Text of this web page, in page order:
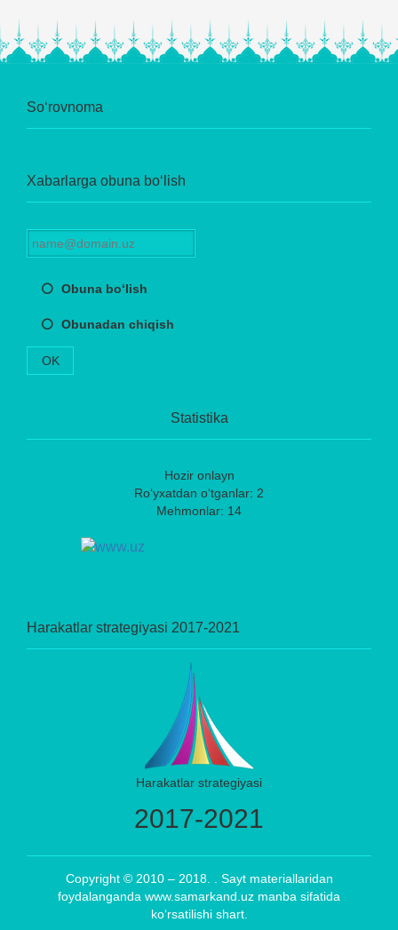
So‘rovnoma
Xabarlarga obuna bo‘lish
Obuna bo‘lish
Obunadan chiqish
OK
Statistika
Hozir onlayn
Ro‘yxatdan o‘tganlar: 2
Mehmonlar: 14
Harakatlar strategiyasi 2017-2021
Harakatlar strategiyasi
2017-2021
Copyright © 2010 – 2018. . Sayt materiallaridan
foydalanganda www.samarkand.uz manba sifatida
ko‘rsatilishi shart.